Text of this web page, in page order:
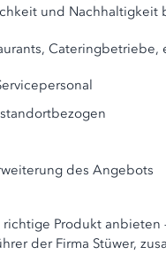
und Nachhaltigkeit
des Angebots
Produkt
der Firma Stüwer,